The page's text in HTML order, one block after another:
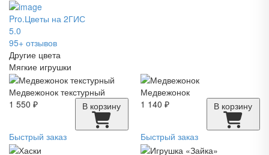
Pro.Цветы на 2ГИС
5.0
95+ отзывов
Другие цвета
Мягкие игрушки
Медвежонок текстурный
1 550 ₽
В корзину
Быстрый заказ
Медвежонок
1 140 ₽
В корзину
Быстрый заказ